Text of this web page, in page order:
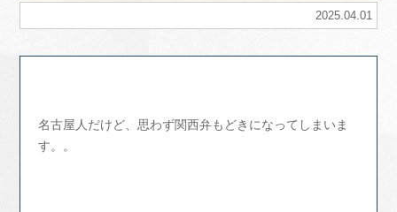
2025.04.01
名古屋人だけど、思わず関西弁もどきになってしまいま
す。。